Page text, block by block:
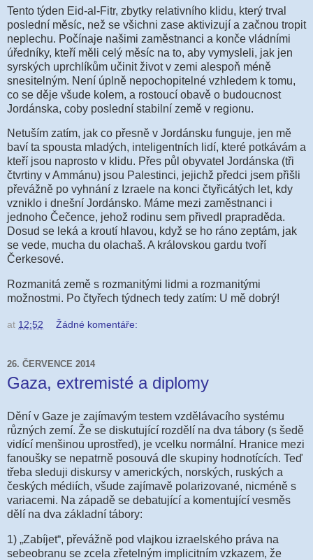
Tento týden Eid-al-Fitr, zbytky relativního klidu, který trval
poslední měsíc, než se všichni zase aktivizují a začnou tropit
neplechu. Počínaje našimi zaměstnanci a konče vládními
úředníky, kteří měli celý měsíc na to, aby vymysleli, jak jen
syrských uprchlíkům učinit život v zemi alespoň méně
snesitelným. Není úplně nepochopitelné vzhledem k tomu,
co se děje všude kolem, a rostoucí obavě o budoucnost
Jordánska, coby poslední stabilní země v regionu.
Netuším zatím, jak co přesně v Jordánsku funguje, jen mě
baví ta spousta mladých, inteligentních lidí, které potkávám a
kteří jsou naprosto v klidu. Přes půl obyvatel Jordánska (tři
čtvrtiny v Ammánu) jsou Palestinci, jejichž předci jsem přišli
převážně po vyhnání z Izraele na konci čtyřicátých let, kdy
vzniklo i dnešní Jordánsko. Máme mezi zaměstnanci i
jednoho Čečence, jehož rodinu sem přivedl prapraděda.
Dosud se leká a kroutí hlavou, když se ho ráno zeptám, jak
se vede, mucha du olachaš. A královskou gardu tvoří
Čerkesové.
Rozmanitá země s rozmanitými lidmi a rozmanitými
možnostmi. Po čtyřech týdnech tedy zatím: U mě dobrý!
at 12:52 Žádné komentáře:
26. ČERVENCE 2014
Gaza, extremisté a diplomy
Dění v Gaze je zajímavým testem vzdělávacího systému
různých zemí. Že se diskutující rozdělí na dva tábory (s šedě
vidící menšinou uprostřed), je vcelku normální. Hranice mezi
fanoušky se nepatrně posouvá dle skupiny hodnotících. Teď
třeba sleduji diskursy v amerických, norských, ruských a
českých médiích, všude zajímavě polarizované, nicméně s
variacemi. Na západě se debatující a komentující vesměs
dělí na dva základní tábory:
1) „Zabíjet“, převážně pod vlajkou izraelského práva na
sebeobranu se zcela zřetelným implicitním vzkazem, že